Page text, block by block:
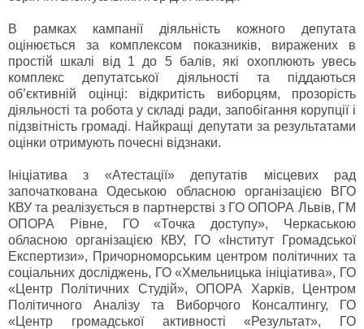
В рамках кампанії діяльність кожного депутата
оцінюється за комплексом показників, виражених в
простій шкалі від 1 до 5 балів, які охоплюють увесь
комплекс депутатської діяльності та піддаються
об’єктивній оцінці: відкритість виборцям, прозорість
діяльності та робота у складі ради, запобігання корупції і
підзвітність громаді. Найкращі депутати за результатами
оцінки отримують почесні відзнаки.
Ініціатива з «Атестації» депутатів місцевих рад
започаткована Одеською обласною організацією ВГО
КВУ та реалізується в партнерстві з ГО ОПОРА Львів, ГМ
ОПОРА Рівне, ГО «Точка доступу», Черкаською
обласною організацією КВУ, ГО «Інститут Громадської
Експертизи», Причорноморським центром політичних та
соціальних досліджень, ГО «Хмельницька ініціатива», ГО
«Центр Політичних Студій», ОПОРА Харків, Центром
Політичного Аналізу та Виборчого Консалтингу, ГО
«Центр громадської активності «Результат», ГО